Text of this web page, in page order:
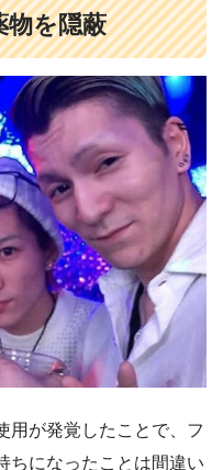
物を隠蔽
用が発覚したことで、フ
ちになったことは間違い